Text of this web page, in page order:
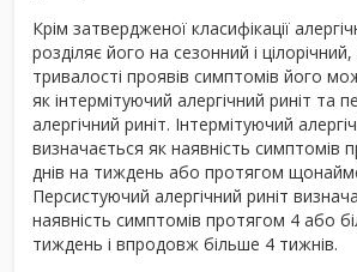
Крім затвердженої класифікації
розділяє його на сезонний і
тривалості проявів симптомів його
як інтермітуючий алергічний риніт та
алергічний риніт. Інтермітуючий
визначається як наявність
днів на тиждень або протягом
Персистуючий алергічний риніт
наявність симптомів протягом 4 або
тиждень і впродовж більше 4 тижнів.